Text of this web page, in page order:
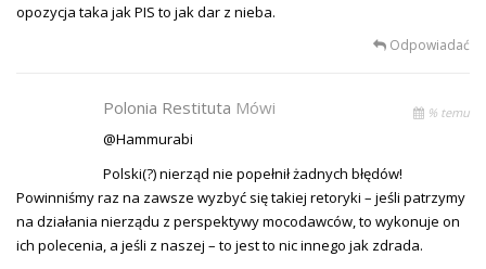
opozycja taka jak PIS to jak dar z nieba.
Odpowiadać
Polonia Restituta Mówi % temu
@Hammurabi
Polski(?) nierząd nie popełnił żadnych błędów!
Powinniśmy raz na zawsze wyzbyć się takiej retoryki – jeśli patrzymy
na działania nierządu z perspektywy mocodawców, to wykonuje on
ich polecenia, a jeśli z naszej – to jest to nic innego jak zdrada.